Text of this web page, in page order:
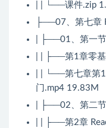
| | └──课件.zip
├──07、第七章
| ├──01、第一节
| | ├──第1章零
| | └──第七章第
门.mp4 19.83M
| ├──02、第二
| | ├──第2章